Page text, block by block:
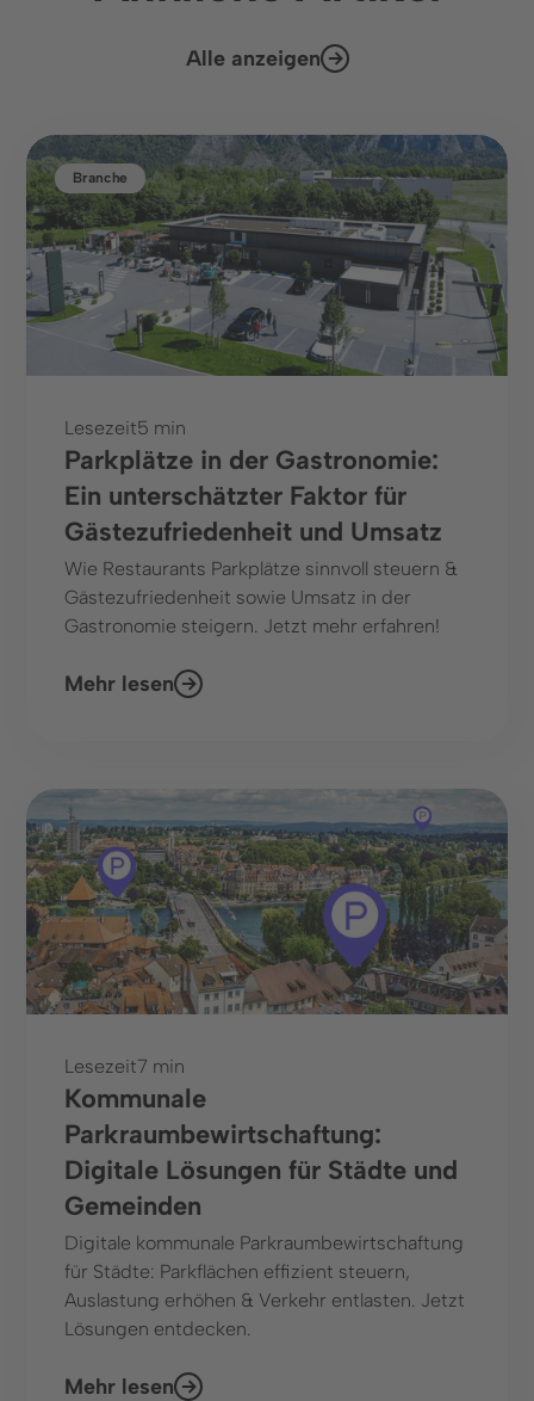
Alle anzeigen
Branche
Lesezeit5 min
Parkplätze in der Gastronomie:
Ein unterschätzter Faktor für
Gästezufriedenheit und Umsatz
Wie Restaurants Parkplätze sinnvoll steuern &
Gästezufriedenheit sowie Umsatz in der
Gastronomie steigern. Jetzt mehr erfahren!
Mehr lesen
Lesezeit7 min
Kommunale
Parkraumbewirtschaftung:
Digitale Lösungen für Städte und
Gemeinden
Digitale kommunale Parkraumbewirtschaftung
für Städte: Parkflächen effizient steuern,
Auslastung erhöhen & Verkehr entlasten. Jetzt
Lösungen entdecken.
Mehr lesen